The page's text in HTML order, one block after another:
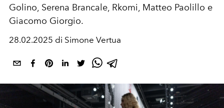
Golino, Serena Brancale, Rkomi, Matteo Paolillo e
Giacomo Giorgio.
28.02.2025 di Simone Vertua